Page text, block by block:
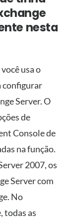
nesta
usa o
configurar
Server. O
de
Console de
na função.
2007, os
Server com
No
todas as